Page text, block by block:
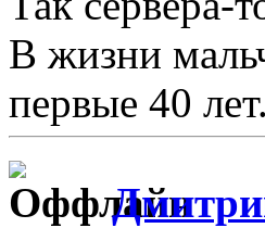
В жизни
первые 40 лет.